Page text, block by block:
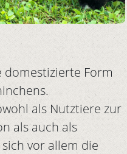
domestizierte Form
als Nutztiere zur
als auch als
vor allem die